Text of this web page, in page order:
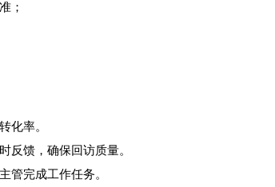
；
转化率。
问题及时反馈，确保回访质量。
管完成工作任务。